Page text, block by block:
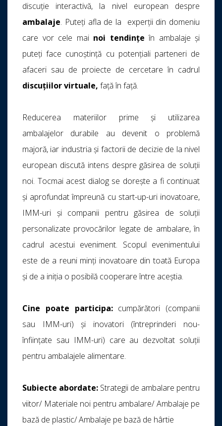
discuție interactivă, la nivel european despre
ambalaje. Puteți afla de la experții din domeniu
care vor cele mai noi tendințe în ambalaje și
puteți face cunoștință cu potențiali parteneri de
afaceri sau de proiecte de cercetare în cadrul
discuțiilor virtuale, față în față.
Reducerea materiilor prime și utilizarea
ambalajelor durabile au devenit o problemă
majoră, iar industria și factorii de decizie de la nivel
european discută intens despre găsirea de soluții
noi. Tocmai acest dialog se dorește a fi continuat
și aprofundat împreună cu start-up-uri inovatoare,
IMM-uri și companii pentru găsirea de soluții
personalizate provocărilor legate de ambalare, în
cadrul acestui eveniment. Scopul evenimentului
este de a reuni minți inovatoare din toată Europa
și de a iniția o posibilă cooperare între aceștia.
Cine poate participa: cumpărători (companii
sau IMM-uri) și inovatori (întreprinderi nou-
înființate sau IMM-uri) care au dezvoltat soluții
pentru ambalajele alimentare.
Subiecte abordate: Strategii de ambalare pentru
viitor/ Materiale noi pentru ambalare/ Ambalaje pe
bază de plastic/ Ambalaje pe bază de hârtie